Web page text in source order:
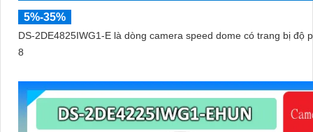
5%-35%
DS-2DE4825IWG1-E là dòng camera speed dome có trang bị độ
8